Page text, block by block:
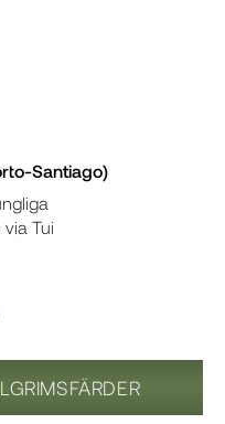
Santiago)
Tui